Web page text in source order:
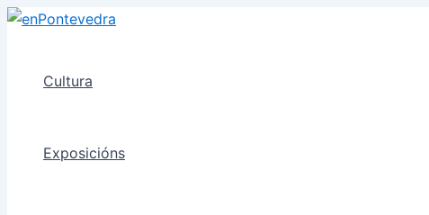
Ir
Cultura
Exposicións